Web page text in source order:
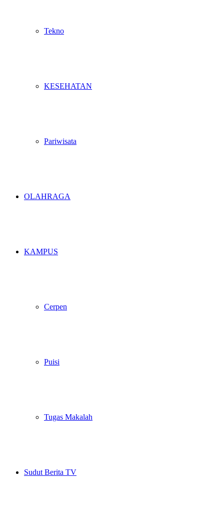
Tekno
KESEHATAN
Pariwisata
OLAHRAGA
KAMPUS
Cerpen
Puisi
Tugas Makalah
Sudut Berita TV